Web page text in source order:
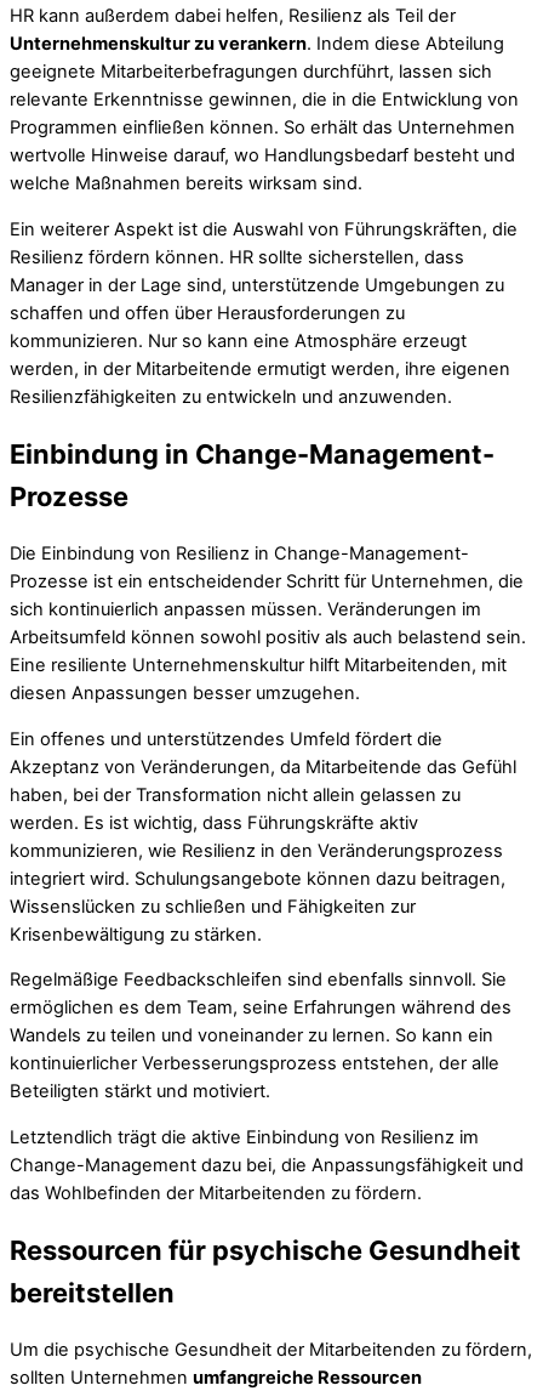
HR kann außerdem dabei helfen, Resilienz als Teil der
Unternehmenskultur zu verankern. Indem diese Abteilung
geeignete Mitarbeiterbefragungen durchführt, lassen sich
relevante Erkenntnisse gewinnen, die in die Entwicklung von
Programmen einfließen können. So erhält das Unternehmen
wertvolle Hinweise darauf, wo Handlungsbedarf besteht und
welche Maßnahmen bereits wirksam sind.
Ein weiterer Aspekt ist die Auswahl von Führungskräften, die
Resilienz fördern können. HR sollte sicherstellen, dass
Manager in der Lage sind, unterstützende Umgebungen zu
schaffen und offen über Herausforderungen zu
kommunizieren. Nur so kann eine Atmosphäre erzeugt
werden, in der Mitarbeitende ermutigt werden, ihre eigenen
Resilienzfähigkeiten zu entwickeln und anzuwenden.
Einbindung in Change-Management-
Prozesse
Die Einbindung von Resilienz in Change-Management-
Prozesse ist ein entscheidender Schritt für Unternehmen, die
sich kontinuierlich anpassen müssen. Veränderungen im
Arbeitsumfeld können sowohl positiv als auch belastend sein.
Eine resiliente Unternehmenskultur hilft Mitarbeitenden, mit
diesen Anpassungen besser umzugehen.
Ein offenes und unterstützendes Umfeld fördert die
Akzeptanz von Veränderungen, da Mitarbeitende das Gefühl
haben, bei der Transformation nicht allein gelassen zu
werden. Es ist wichtig, dass Führungskräfte aktiv
kommunizieren, wie Resilienz in den Veränderungsprozess
integriert wird. Schulungsangebote können dazu beitragen,
Wissenslücken zu schließen und Fähigkeiten zur
Krisenbewältigung zu stärken.
Regelmäßige Feedbackschleifen sind ebenfalls sinnvoll. Sie
ermöglichen es dem Team, seine Erfahrungen während des
Wandels zu teilen und voneinander zu lernen. So kann ein
kontinuierlicher Verbesserungsprozess entstehen, der alle
Beteiligten stärkt und motiviert.
Letztendlich trägt die aktive Einbindung von Resilienz im
Change-Management dazu bei, die Anpassungsfähigkeit und
das Wohlbefinden der Mitarbeitenden zu fördern.
Ressourcen für psychische Gesundheit
bereitstellen
Um die psychische Gesundheit der Mitarbeitenden zu fördern,
sollten Unternehmen umfangreiche Ressourcen